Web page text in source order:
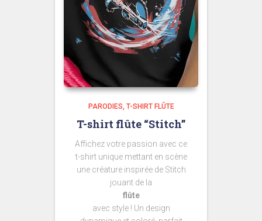
PARODIES T-SHIRT FLÛTE
T-shirt flûte “Stitch”
Affichez votre passion avec ce
t-shirt unique mettant en scène
une créature inspirée de Stitch
jouant de la
flûte
avec style ! Un design